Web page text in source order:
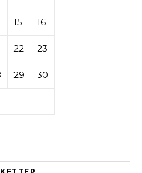
15 16
22 23
29 30